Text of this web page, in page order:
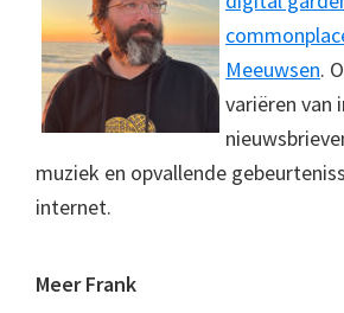
Meeuwsen.
variëren van
muziek en opvallende
internet.
Meer Frank